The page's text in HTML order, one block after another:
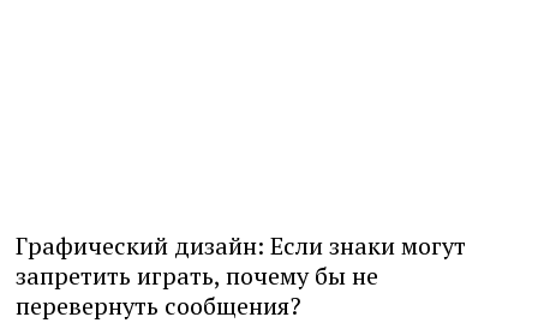
Графический дизайн: Если знаки могут
запретить играть, почему бы не
перевернуть сообщения?